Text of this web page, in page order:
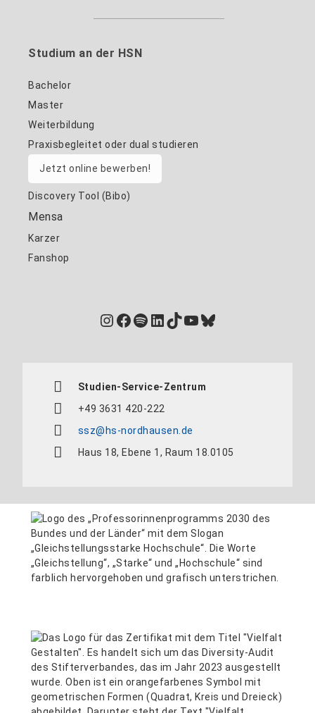
Studium an der HSN
Bachelor
Master
Weiterbildung
Praxisbegleitet oder dual studieren
Jetzt online bewerben!
Discovery Tool (Bibo)
Mensa
Karzer
Fanshop
Instagram
Facebook
Spotify
LinkedIn
TikTok
YouTube
Bluesky
Studien-Service-Zentrum
+49 3631 420-222
ssz@hs-nordhausen.de
Haus 18, Ebene 1, Raum 18.0105